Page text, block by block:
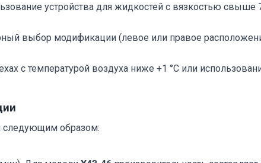
устройства для жидкостей с вязкостью
выбор модификации (левое или правое
с температурой воздуха ниже +1 °C или
следующим образом: